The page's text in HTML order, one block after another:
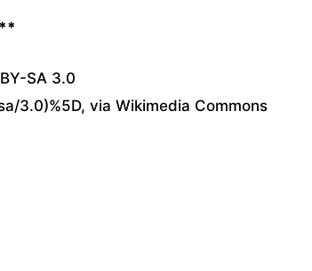
SA 3.0
3.0)%5D, via Wikimedia Commons